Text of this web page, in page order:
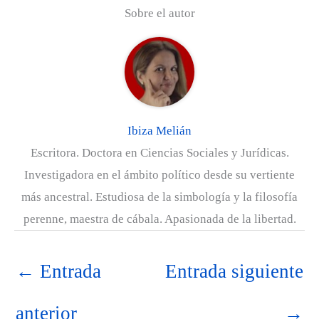
t
e
r
e
s
k
d
I
n
Sobre el autor
Ibiza Melián
Escritora. Doctora en Ciencias Sociales y Jurídicas.
Investigadora en el ámbito político desde su vertiente
más ancestral. Estudiosa de la simbología y la filosofía
perenne, maestra de cábala. Apasionada de la libertad.
← Entrada
anterior
Entrada siguiente
→